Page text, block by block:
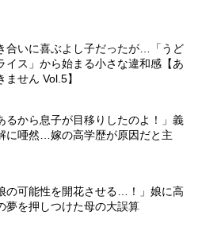
合いに喜ぶよし子だったが…「うど
イス」から始まる小さな違和感【あ
せん Vol.5】
るから息子が目移りしたのよ！」義
に唖然…嫁の高学歴が原因だと主
の可能性を開花させる…！」娘に高
夢を押しつけた母の大誤算